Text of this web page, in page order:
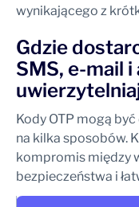
wynikającego z
Gdzie
SMS, e-mail
Kody OTP mogą
na kilka sposobów.
kompromis między
bezpieczeństwa i